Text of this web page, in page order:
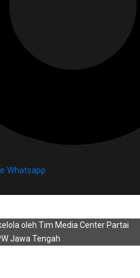
Whatsapp
oleh Tim Media Center Partai
Jawa Tengah